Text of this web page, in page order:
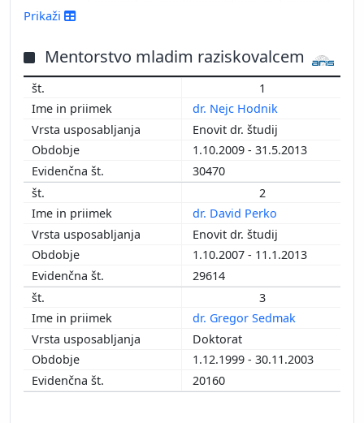
1997
1998
1999
2000
2001
2003
2004
2005
2006
2008
2009
2010
2011
2014
2016
Prikaži
Mentorstvo mladim raziskovalcem
1
dr. Nejc Hodnik
Enovit dr. študij
1.10.2009 - 31.5.2013
30470
2
dr. David Perko
Enovit dr. študij
1.10.2007 - 11.1.2013
29614
3
dr. Gregor Sedmak
Doktorat
1.12.1999 - 30.11.2003
20160